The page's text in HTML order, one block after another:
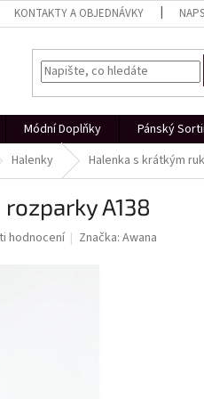
KONTAKTY A OBJEDNÁVKY
Módní Doplňky Pánský
Halenky Halenka s krátkým
A138
hodnocení Značka:Awana